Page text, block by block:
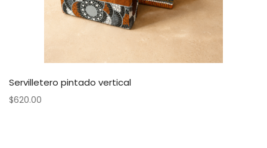
Servilletero pintado vertical
$620.00